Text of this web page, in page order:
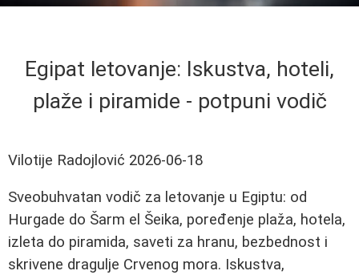
Egipat letovanje: Iskustva, hoteli,
plaže i piramide - potpuni vodič
Vilotije Radojlović 2026-06-18
Sveobuhvatan vodič za letovanje u Egiptu: od
Hurgade do Šarm el Šeika, poređenje plaža, hotela,
izleta do piramida, saveti za hranu, bezbednost i
skrivene dragulje Crvenog mora. Iskustva,